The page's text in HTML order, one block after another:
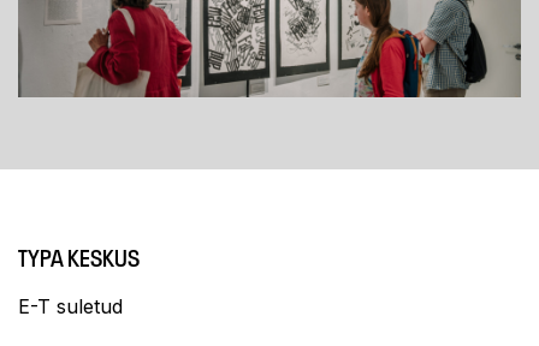
TYPA KESKUS
E-T suletud